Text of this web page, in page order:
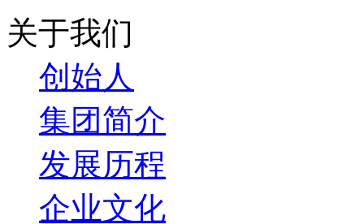
关于我们
创始人
集团简介
发展历程
企业文化